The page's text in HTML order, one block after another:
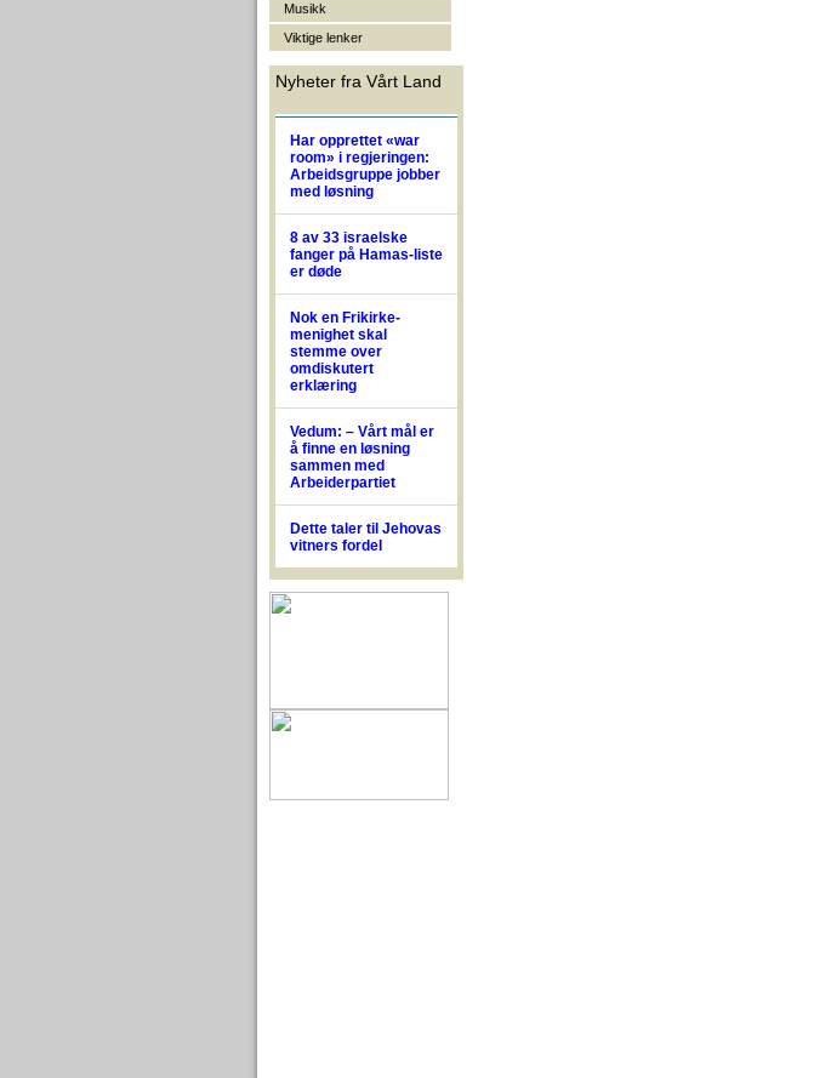
Musikk
Viktige lenker
Nyheter fra Vårt Land
Har opprettet «war
room» i regjeringen:
Arbeidsgruppe jobber
med løsning
8 av 33 israelske
fanger på Hamas-liste
er døde
Nok en Frikirke-
menighet skal
stemme over
omdiskutert
erklæring
Vedum: – Vårt mål er
å finne en løsning
sammen med
Arbeiderpartiet
Dette taler til Jehovas
vitners fordel